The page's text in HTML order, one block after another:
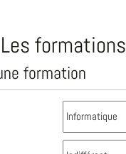
Les formations
formation